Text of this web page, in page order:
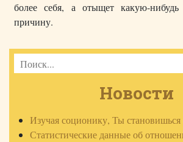
более себя, а отыщет какую-
причину.
Новости
Изучая соционику, Ты становишься
Статистические данные об